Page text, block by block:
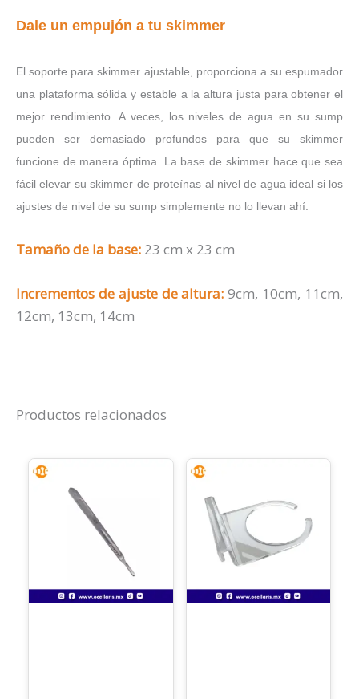
Dale un empujón a tu skimmer
El soporte para skimmer ajustable, proporciona a su espumador
una plataforma sólida y estable a la altura justa para obtener el
mejor rendimiento. A veces, los niveles de agua en su sump
pueden ser demasiado profundos para que su skimmer
funcione de manera óptima. La base de skimmer hace que sea
fácil elevar su skimmer de proteínas al nivel de agua ideal si los
ajustes de nivel de su sump simplemente no lo llevan ahí.
Tamaño de la base: 23 cm x 23 cm
Incrementos de ajuste de altura: 9cm, 10cm, 11cm,
12cm, 13cm, 14cm
Productos relacionados